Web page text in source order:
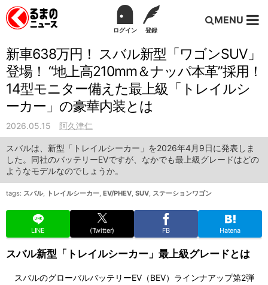
ログイン 登録
MENU
新車638万円！ スバル新型「ワゴンSUV」
登場！ “地上高210mm＆ナッパ本革”採用！
14型モニター備えた最上級「トレイルシ
ーカー」の豪華内装とは
2026.05.15 阿久津仁
スバルは、新型「トレイルシーカー」を2026年4月9日に発表しま
した。同社のバッテリーEVですが、なかでも最上級グレードはどの
ようなモデルなのでしょうか。
tags: スバル, トレイルシーカー, EV/PHEV, SUV, ステーションワゴン
LINE (Twitter) FB Hatena
スバル新型「トレイルシーカー」最上級グレードとは
スバルのグローバルバッテリーEV（BEV）ラインナアップ第2弾